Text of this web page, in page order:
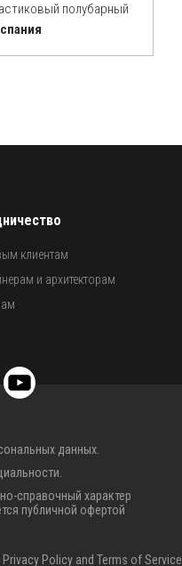
полубарный
клиентам
и архитекторам
данных.
справочный характер
публичной офертой
Privacy Policy andTerms of Service